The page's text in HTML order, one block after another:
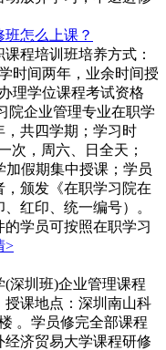
怎么上课？
程培训班培养方式：
时间两年，业余时间授
理学位课程考试资格
院企业管理专业在职学
，共四学期；学习时
次，周六、日全天；
加假期集中授课；学员
颁发《在职学习院在
红印、统一编号）。
学员可按照在职学习
>
深圳班)企业管理课程
课地点：深圳南山科
。学员修完全部课程
经济贸易大学课程研修